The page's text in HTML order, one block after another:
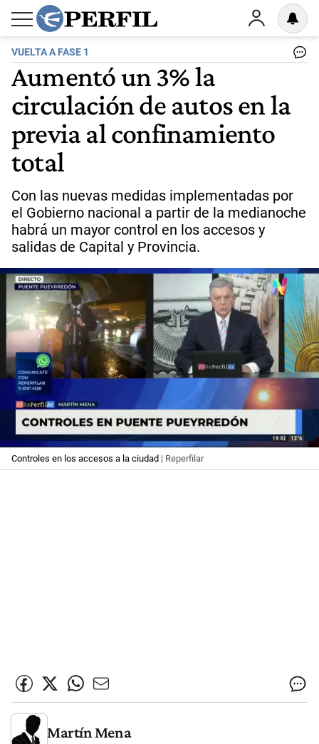
VUELTA A FASE 1
Aumentó un 3% la
circulación de autos en la
previa al confinamiento
total
Con las nuevas medidas implementadas por
el Gobierno nacional a partir de la medianoche
habrá un mayor control en los accesos y
salidas de Capital y Provincia.
Controles en los accesos a la ciudad | Reperfilar
Martín Mena